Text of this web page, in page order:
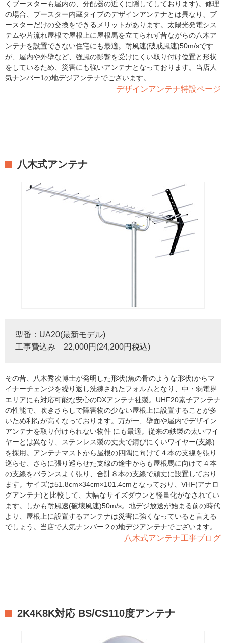
くブースターも屋内の、分配器の近くに隠してしております)。修理
の場合、ブースター内蔵タイプのデザインアンテナとは異なり、ブ
ースターだけの交換をできるメリットがあります。太陽光発電シス
テムや片流れ屋根で屋根上に屋根馬を立てられず昔ながらの八木ア
ンテナを設置できない住宅にも最適。耐風速(破戒風速)50m/sです
が、屋内や外壁など、強風の影響を受けにくい取り付け位置と形状
をしているため、災害にも強いアンテナとなっております。当店人
気ナンバー1の地デジアンテナでございます。
デザインアンテナ特設ページ
八木式アンテナ
型番：UA20(最新モデル)
工事費込み 22,000円(24,200円税込)
その昔、八木秀次博士が発明した形状(魚の骨のような形状)からマ
イナーチェンジを繰り返し洗練されたフォルムとなり、中・弱電界
エリアにも対応可能な安心のDXアンテナ社製。UHF20素子アンテナ
の性能で、吹きさらしで障害物の少ない屋根上に設置することが多
いため利得が高くなっております。万が一、壁面や屋内でデザイン
アンテナを取り付けられない物件 にも最適。従来の鉄製の太いワイ
ヤーとは異なり、ステンレス製の丈夫で錆びにくいワイヤー(支線)
を採用。アンテナマストから屋根の四隅に向けて４本の支線を張り
巡らせ、さらに張り巡らせた支線の途中からも屋根馬に向けて４本
の支線をバランスよく張り、合計８本の支線で頑丈に設置しており
ます。サイズは51.8cm×34cm×101.4cmとなっており、VHF(アナロ
グアンテナ)と比較して、大幅なサイズダウンと軽量化がなされてい
ます。しかも耐風速(破壊風速)50m/s。地デジ放送が始まる前の時代
より、屋根上に設置するアンテナは災害に強くなっていると言える
でしょう。当店で人気ナンバー２の地デジアンテナでございます。
八木式アンテナ工事ブログ
2K4K8K対応 BS/CS110度アンテナ